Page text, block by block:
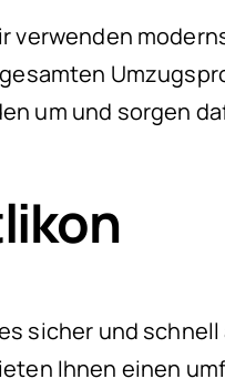
verwenden
um und sorgen
sicher und
Ihnen einen